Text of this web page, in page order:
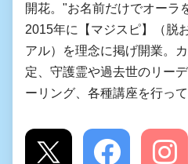
開花。"お名前だけでオーラ
2015年に【マジスピ】（脱
アル）を理念に掲げ開業。
定、守護霊や過去世のリー
ーリング、各種講座を行って